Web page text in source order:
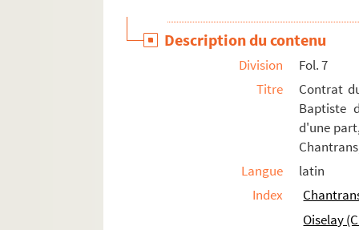
Fol. 45. Requête de Jean Rousselot, de
Fol. 49. Quittance de droits de lods payés
Fol. 50. Acensement, par Henri
Fol. 51. Confirmation par Pierre de
Ms 1213. Recueils Boisot. Pièces diverses, «
Ms 1214. Recueils Boisot. Pièces diverses,
Ms 1215. Recueils Boisot. Notes
Ms 1216. Recueils Boisot. Pièces
Description du contenu
Division
Fol. 7
Titre
Contrat
Baptiste
d'une
Langue
latin
Index
Oiselay